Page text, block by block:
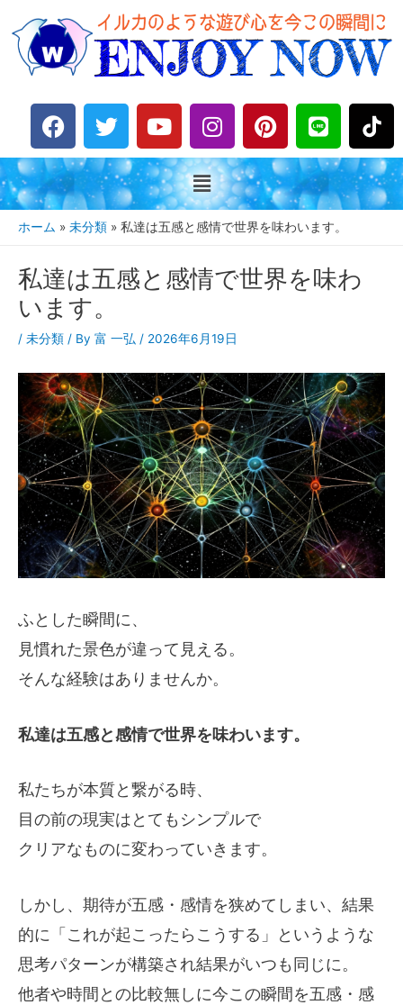
F
a
c
e
b
o
k
T
w
i
t
t
e
Y
o
u
t
u
b
I
n
s
t
a
g
a
m
P
i
n
t
e
r
s
t
L
i
n
e
ホーム 未分類 私達は五感と感情で世界を味わいます。
私達は五感と感情で世界を味わ
います。
/ 未分類 / By 富 一弘 / 2026年6月19日
ふとした瞬間に、
見慣れた景色が違って見える。
そんな経験はありませんか。
私達は五感と感情で世界を味わいます。
私たちが本質と繋がる時、
目の前の現実はとてもシンプルで
クリアなものに変わっていきます。
しかし、期待が五感・感情を狭めてしまい、結果
的に「これが起こったらこうする」というような
思考パターンが構築され結果がいつも同じに。
他者や時間との比較無しに今この瞬間を五感・感